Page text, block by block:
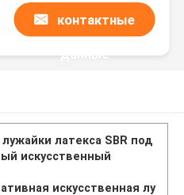
контактные
данные
латекса SBR под
искусственный
искусственная лу